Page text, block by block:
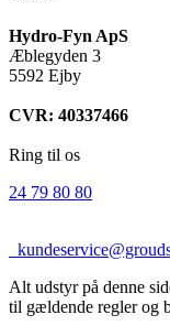
Hydro-Fyn ApS
Æblegyden 3
5592 Ejby
CVR: 40337466
Ring til os
24 79 80 80
Alt udstyr på denne
til gældende regler og